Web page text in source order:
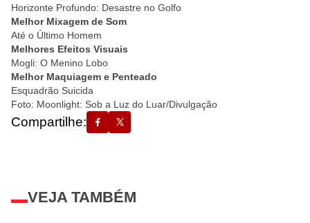
Horizonte Profundo: Desastre no Golfo
Melhor Mixagem de Som
Até o Último Homem
Melhores Efeitos Visuais
Mogli: O Menino Lobo
Melhor Maquiagem e Penteado
Esquadrão Suicida
Foto: Moonlight: Sob a Luz do Luar/Divulgação
Compartilhe:
VEJA TAMBÉM